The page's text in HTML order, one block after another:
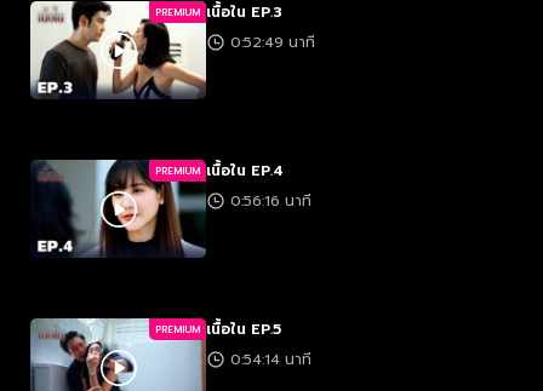
PREMIUM เนื้อใน EP.3
0:52:49 นาที
PREMIUM เนื้อใน EP.4
0:56:16 นาที
PREMIUM เนื้อใน EP.5
0:54:14 นาที